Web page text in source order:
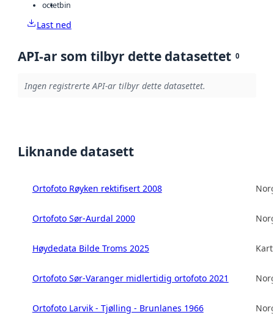
octetbin
Last ned
API-ar som tilbyr dette datasettet 0
Ingen registrerte API-ar tilbyr dette datasettet.
Liknande datasett
Ortofoto Røyken rektifisert 2008
Ortofoto Sør-Aurdal 2000
Høydedata Bilde Troms 2025
Ortofoto Sør-Varanger midlertidig ortofoto 2021
Ortofoto Larvik - Tjølling - Brunlanes 1966